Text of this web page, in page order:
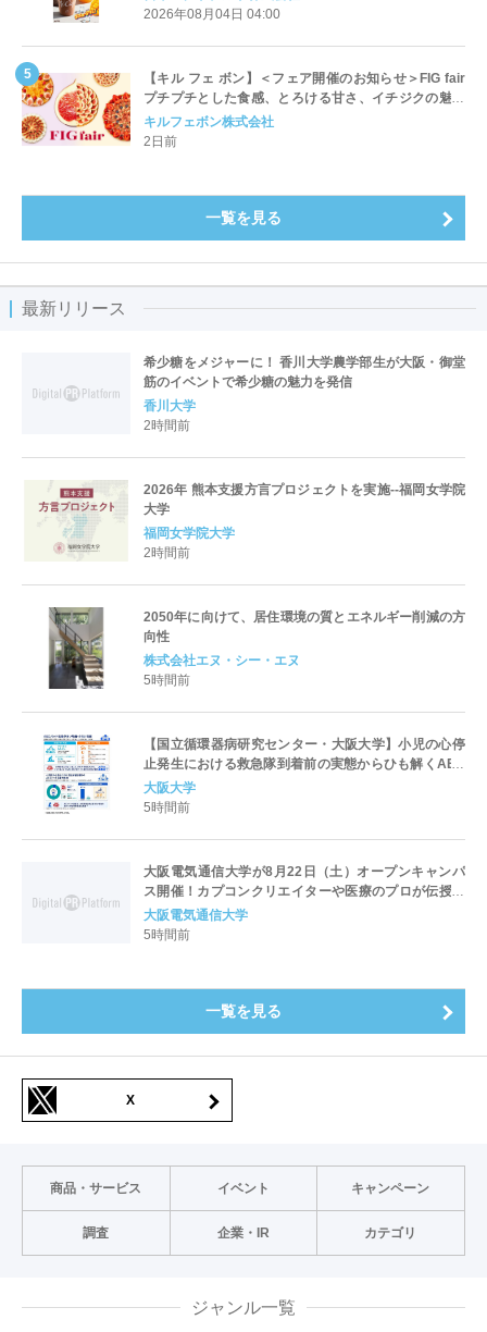
開始
2026年08月04日 04:00
【キル フェ ボン】＜フェア開催のお知らせ＞FIG fair
プチプチとした食感、とろける甘さ、イチジクの魅力
をたっぷりと。新作を含め、イチジク尽くしの全4種が
登場8月20日（木）スタート
キルフェボン株式会社
2日前
一覧を見る
最新リリース
希少糖をメジャーに！ 香川大学農学部生が大阪・御堂
筋のイベントで希少糖の魅力を発信
香川大学
2時間前
2026年 熊本支援方言プロジェクトを実施--福岡女学院
大学
福岡女学院大学
2時間前
2050年に向けて、居住環境の質とエネルギー削減の方
向性
株式会社エヌ・シー・エヌ
5時間前
【国立循環器病研究センター・大阪大学】小児の心停
止発生における救急隊到着前の実態からひも解くAED
パッド装着と良好な神経学的転帰との関連性
大阪大学
5時間前
大阪電気通信大学が8月22日（土）オープンキャンパ
ス開催！カプコンクリエイターや医療のプロが伝授！
未来を拓く特別講演を実施～「万博レガシーイベン
ト」会場と本学会場をフィジカルアバターでつなぐコ
大阪電気通信大学
5時間前
一覧を見る
X
商品・サービス イベント キャンペーン
調査 企業・IR カテゴリ
ジャンル一覧